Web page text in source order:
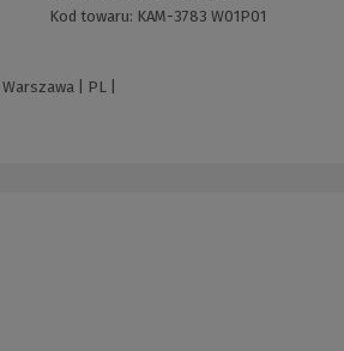
Kod towaru: KAM-3783 W01P01
| PL |